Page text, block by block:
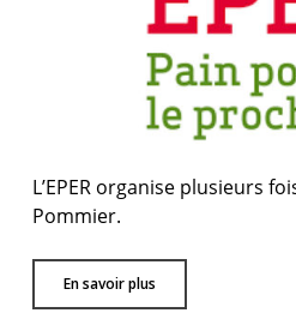
L’EPER organise plusieurs
Pommier.
En savoir plus